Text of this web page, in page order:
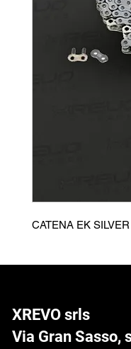
CATENA EK
XREVO srls
Via Gran Sasso,